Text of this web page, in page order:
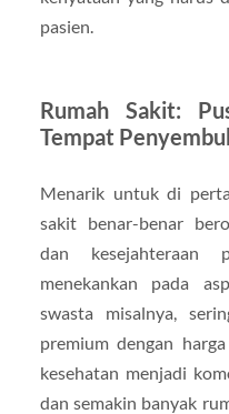
pasien.
Rumah Sakit:
Tempat
Menarik untuk di
sakit benar-benar
dan kesejahteraan
menekankan pada
swasta misalnya,
premium dengan
kesehatan menjadi
dan semakin banyak